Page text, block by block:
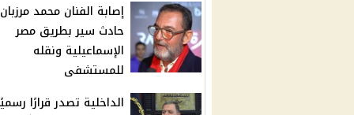
إصابة الفنان محمد
حادث سير بطريق مصر
الإسماعيلية ونقله
للمستشفى
الداخلية تصدر قرارًا